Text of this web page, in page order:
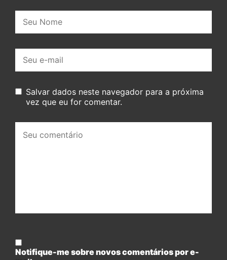
mail:
Salvar dados neste navegador para a próxima
vez que eu for comentar.
comentário:
Notifique-me sobre novos comentários por e-